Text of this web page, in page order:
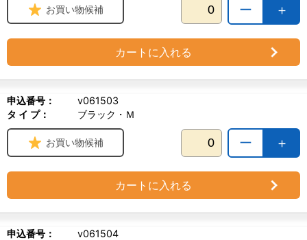
＋
ー
お買い物候補
カートに入れる
申込番号：
v061503
タ イ プ：
ブラック・Ｍ
＋
ー
お買い物候補
カートに入れる
申込番号：
v061504